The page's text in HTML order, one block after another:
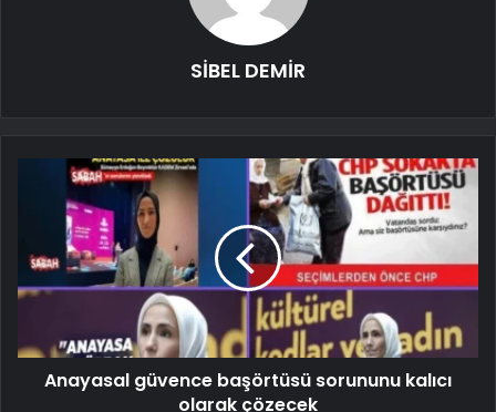
SİBEL DEMİR
Anayasal güvence başörtüsü sorununu kalıcı
olarak çözecek